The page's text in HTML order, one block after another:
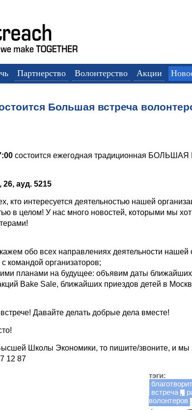
Партнерство Волонтерство Акции
Большая встреча
состоится ежегодная традиционная
ауд. 5215
кто интересуется деятельностью нашей
в целом! У нас много новостей, которыми мы
обо всех направлениях деятельности нашей
командой организаторов;
планами на будущее: объявим даты ближайших
Bake Sale, ближайших приездов детей в
Давайте делать добрые дела вместе!
Школы Экономики, то пишите/звоните, и мы
12 87
тэги:
встреча ,
волонтеров